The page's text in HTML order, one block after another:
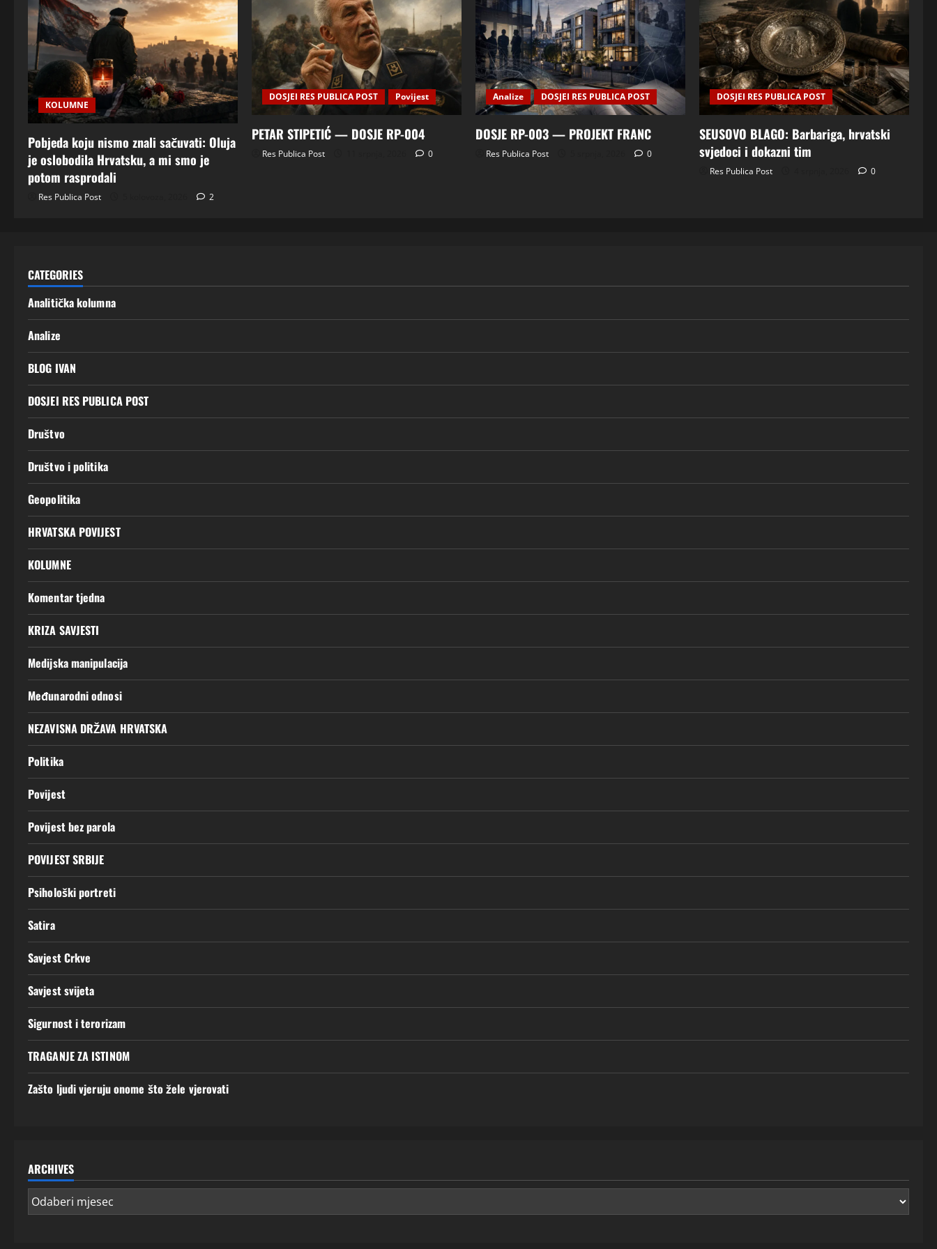
KOLUMNE
Pobjeda koju nismo znali sačuvati: Oluja
je oslobodila Hrvatsku, a mi smo je
potom rasprodali
Res Publica Post 2
DOSJEI RES PUBLICA POST Povijest
PETAR STIPETIĆ — DOSJE RP-004
Res Publica Post 0
Analize DOSJEI RES PUBLICA POST
DOSJE RP-003 — PROJEKT FRANC
Res Publica Post 0
DOSJEI RES PUBLICA POST
SEUSOVO BLAGO: Barbariga, hrvatski
svjedoci i dokazni tim
Res Publica Post 0
CATEGORIES
Analitička kolumna
Analize
BLOG IVAN
DOSJEI RES PUBLICA POST
Društvo
Društvo i politika
Geopolitika
HRVATSKA POVIJEST
KOLUMNE
Komentar tjedna
KRIZA SAVJESTI
Medijska manipulacija
Međunarodni odnosi
NEZAVISNA DRŽAVA HRVATSKA
Politika
Povijest
Povijest bez parola
POVIJEST SRBIJE
Psihološki portreti
Satira
Savjest Crkve
Savjest svijeta
Sigurnost i terorizam
TRAGANJE ZA ISTINOM
Zašto ljudi vjeruju onome što žele vjerovati
ARCHIVES